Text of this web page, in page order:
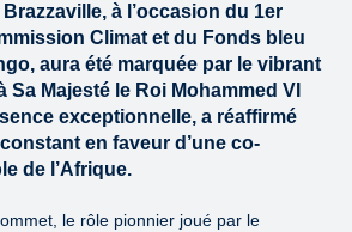
à l’occasion du 1er
Climat et du Fonds bleu
aura été marquée par le vibrant
Sa Majesté le Roi Mohammed VI
exceptionnelle, a réaffirmé
en faveur d’une co-
de l’Afrique.
le rôle pionnier joué par le